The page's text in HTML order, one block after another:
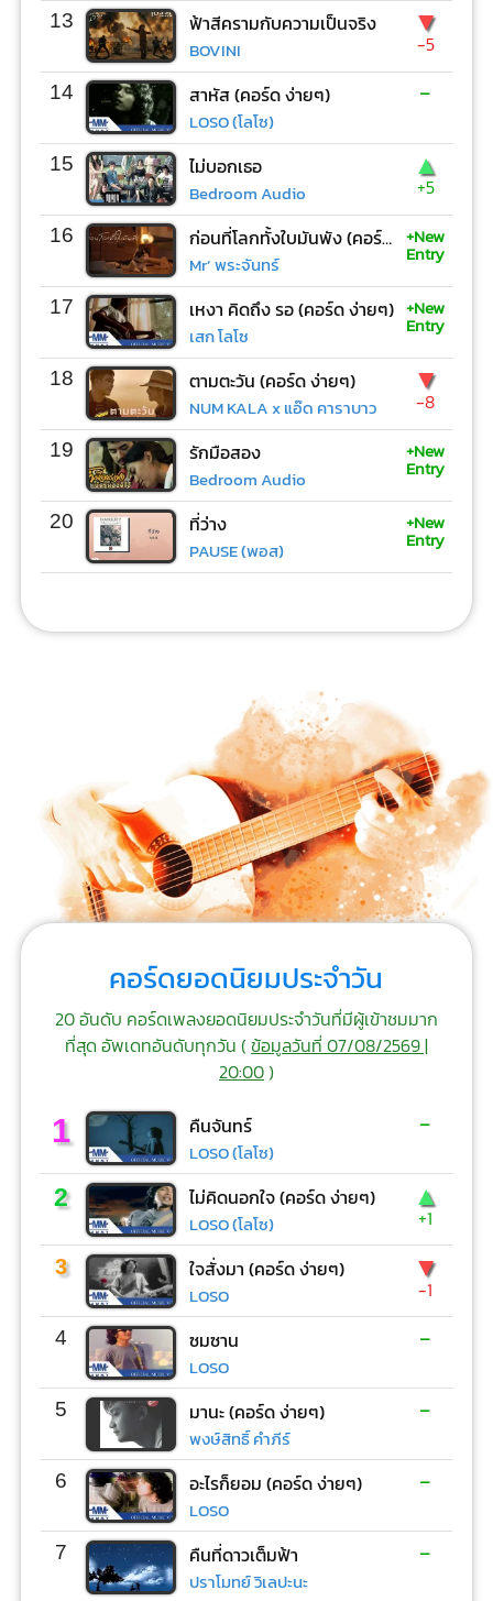
13 ฟ้าสีครามกับความเป็นจริง
BOVINI
▼
-5
14 สาหัส (คอร์ด ง่ายๆ)
LOSO (โลโซ)
-
15 ไม่บอกเธอ
Bedroom Audio
▲
+5
16 ก่อนที่โลกทั้งใบมันพัง (คอร์ด ง่ายๆ)
Mr’ พระจันทร์
+New
Entry
17 เหงา คิดถึง รอ (คอร์ด ง่ายๆ)
เสก โลโซ
+New
Entry
18 ตามตะวัน (คอร์ด ง่ายๆ)
NUM KALA x แอ๊ด คาราบาว
▼
-8
19 รักมือสอง
Bedroom Audio
+New
Entry
20 ที่ว่าง
PAUSE (พอส)
+New
Entry
คอร์ดยอดนิยมประจำวัน
20 อันดับ คอร์ดเพลงยอดนิยมประจำวันที่มีผู้เข้าชมมาก
ที่สุด อัพเดทอันดับทุกวัน (ข้อมูลวันที่ 07/08/2569 |
20:00)
1 คืนจันทร์
LOSO (โลโซ)
-
2 ไม่คิดนอกใจ (คอร์ด ง่ายๆ)
LOSO (โลโซ)
▲
+1
3 ใจสั่งมา (คอร์ด ง่ายๆ)
LOSO
▼
-1
4 ซมซาน
LOSO
-
5 มานะ (คอร์ด ง่ายๆ)
พงษ์สิทธิ์ คำภีร์
-
6 อะไรก็ยอม (คอร์ด ง่ายๆ)
LOSO
-
7 คืนที่ดาวเต็มฟ้า
ปราโมทย์ วิเลปะนะ
-